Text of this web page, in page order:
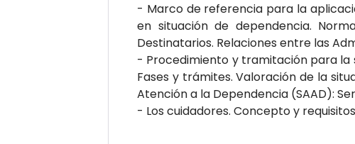
- Marco de referencia para la
en situación de dependencia.
Destinatarios. Relaciones entre las
- Procedimiento y tramitación para la
Fases y trámites. Valoración de la
Atención a la Dependencia (SAAD):
- Los cuidadores. Concepto y